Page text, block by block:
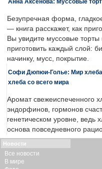
Анна Аксёнова: Муссовые
Безупречная форма,
— книга расскажет, как
Вы увидите муссовые торты
приготовить каждый слой:
начинку, мусс, покрытие.
Софи Дюпюи-Голье: Мир
хлеба со всего мира
Аромат свежеиспеченного
эндорфинов, гормонов
генетическом уровне, ведь
основа повседневного
Новости
Все новости
В мире